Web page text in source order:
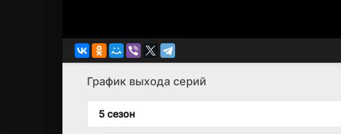
График выхода серий
5 сезон